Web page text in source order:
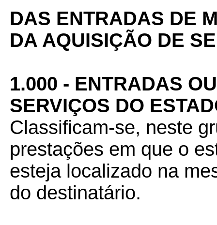
DAS ENTRADAS DE
DA AQUISIÇÃO DE
1.000 - ENTRADAS
SERVIÇOS DO
Classificam-se, neste
prestações em que o
esteja localizado na
do destinatário.